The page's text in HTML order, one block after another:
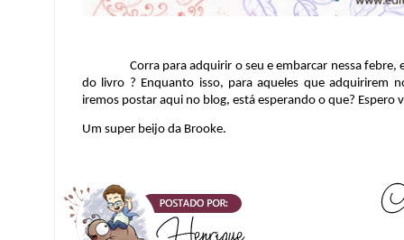
Corra para adquirir o seu e embarcar nessa febre,
do livro ? Enquanto isso, para aqueles que adquirirem
iremos postar aqui no blog, está esperando o que? Espero
Um super beijo da Brooke.